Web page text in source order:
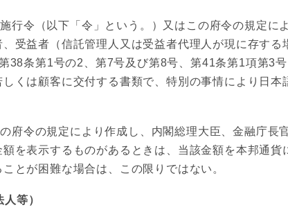
行令（以下「令」という。）又はこの府令の規定に
、受益者（信託管理人又は受益者代理人が現に存す
38条第1号の2、第7号及び第8号、第41条第1項第3
くは顧客に交付する書類で、特別の事情により日
府令の規定により作成し、内閣総理大臣、金融庁長
額を表示するものがあるときは、当該金額を本邦通
とが困難な場合は、この限りではない。
等）